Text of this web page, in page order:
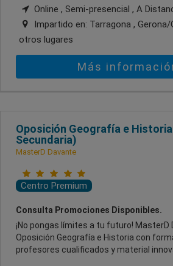
Online , Semi-presencial , A
Impartido en: Tarragona ,
otros lugares
Más
Oposición Geografía e
Secundaria)
MasterD Davante
Centro Premium
Consulta Promociones Disponibles.
¡No pongas límites a tu futuro! MasterD
Oposición Geografía e Historia con
profesores cualificados y material